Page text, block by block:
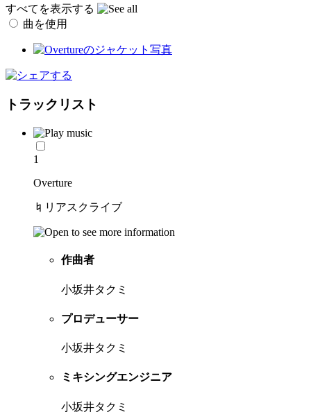
すべてを表示する
曲を使用
トラックリスト
1
Overture
♮リアスクライブ
作曲者
小坂井タクミ
プロデューサー
小坂井タクミ
ミキシングエンジニア
小坂井タクミ